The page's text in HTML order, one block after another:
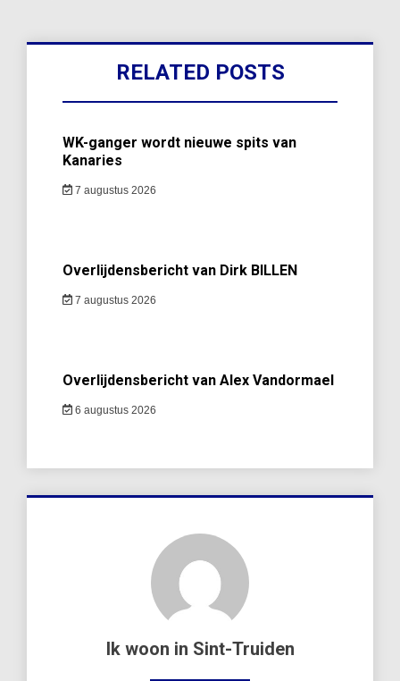
RELATED POSTS
WK-ganger wordt nieuwe spits van
Kanaries
7 augustus 2026
Overlijdensbericht van Dirk BILLEN
7 augustus 2026
Overlijdensbericht van Alex Vandormael
6 augustus 2026
Ik woon in Sint-Truiden